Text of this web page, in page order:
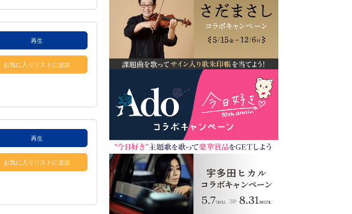
再生
お気に入りリストに追加
再生
お気に入りリストに追加